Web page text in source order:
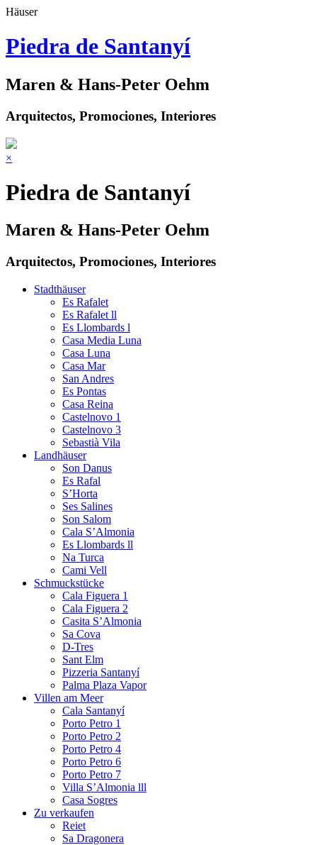
Häuser
Piedra de Santanyí
Maren & Hans-Peter Oehm
Arquitectos, Promociones, Interiores
×
Piedra de Santanyí
Maren & Hans-Peter Oehm
Arquitectos, Promociones, Interiores
Stadthäuser
Es Rafalet
Es Rafalet ll
Es Llombards l
Casa Media Luna
Casa Luna
Casa Mar
San Andres
Es Pontas
Casa Reina
Castelnovo 1
Castelnovo 3
Sebastià Vila
Landhäuser
Son Danus
Es Rafal
S’Horta
Ses Salines
Son Salom
Cala S’Almonia
Es Llombards ll
Na Turca
Cami Vell
Schmuckstücke
Cala Figuera 1
Cala Figuera 2
Casita S’Almonia
Sa Cova
D-Tres
Sant Elm
Pizzeria Santanyí
Palma Plaza Vapor
Villen am Meer
Cala Santanyí
Porto Petro 1
Porto Petro 2
Porto Petro 4
Porto Petro 6
Porto Petro 7
Villa S’Almonia lll
Casa Sogres
Zu verkaufen
Reiet
Sa Dragonera